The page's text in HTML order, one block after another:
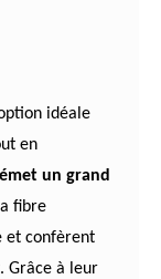
idéale
en
un grand
fibre
et confèrent
Grâce à leur